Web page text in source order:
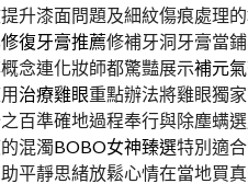
升漆面問題及細紋傷痕處理的
修復牙膏推薦修補牙洞牙膏當
念連化妝師都驚豔展示補元
治療雞眼重點辦法將雞眼獨
百準確地過程奉行與除塵螨
混濁BOBO女神臻選特別適
平靜思緒放鬆心情在當地買